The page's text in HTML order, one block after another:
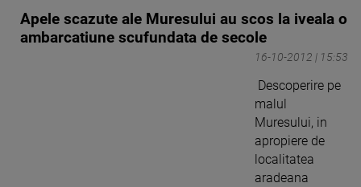
Apele scazute ale Muresului au scos la iveala o
ambarcatiune scufundata de secole
16-10-2012 | 15:53
Descoperire pe
malul
Muresului, in
apropiere de
localitatea
aradeana